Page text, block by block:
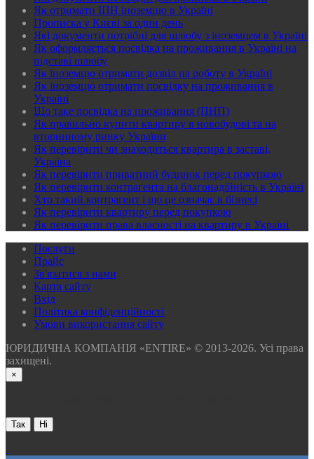
Як отримати ІПН іноземцю в Україні
Прописка у Києві за один день
Які документи потрібні для шлюбу з іноземцем в Україні
Як оформляється посвідка на проживання в Україні на
підставі шлюбу
Як іноземцю отримати дозвіл на роботу в Україні
Як іноземцю отримати посвідку на проживання в
Україні
Що таке посвідка на проживання (ПНП)
Як правильно купити квартиру в новобудові та на
вторинному ринку України
Як перевірити чи знаходиться квартира в заставі,
Україна
Як перевірити приватний будинок перед покупкою
Як перевірити контрагента на благонадійність в Україні
Хто такий контрагент і що це означає в бізнесі
Як перевірити квартиру перед покупкою
Як перевірити права власності на квартиру в Україні
Послуги
Прайс
Зв'язатися з нами
Карта сайту
Вхід
Політика конфіденційності
Умови використання сайту
ЮРИДИЧНА КОМПАНІЯ «ENTIRE» © 2013-2026. Усі права
захищені.
×
Так Ні